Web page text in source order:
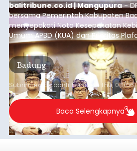
balitribune.co.id | Mangupura-
bersama Pemerintah Kabupaten
menyepakati Nota Kesepakatan
Umum APBD (KUA) dan Prioritas
Sementara (PPAS) Tahun
rapat paripurna yang digelar di
Badung, Kamis (6/8/2026).
Badung
Submitted bycontributor onThu, 08/
Baca Selengkapnya